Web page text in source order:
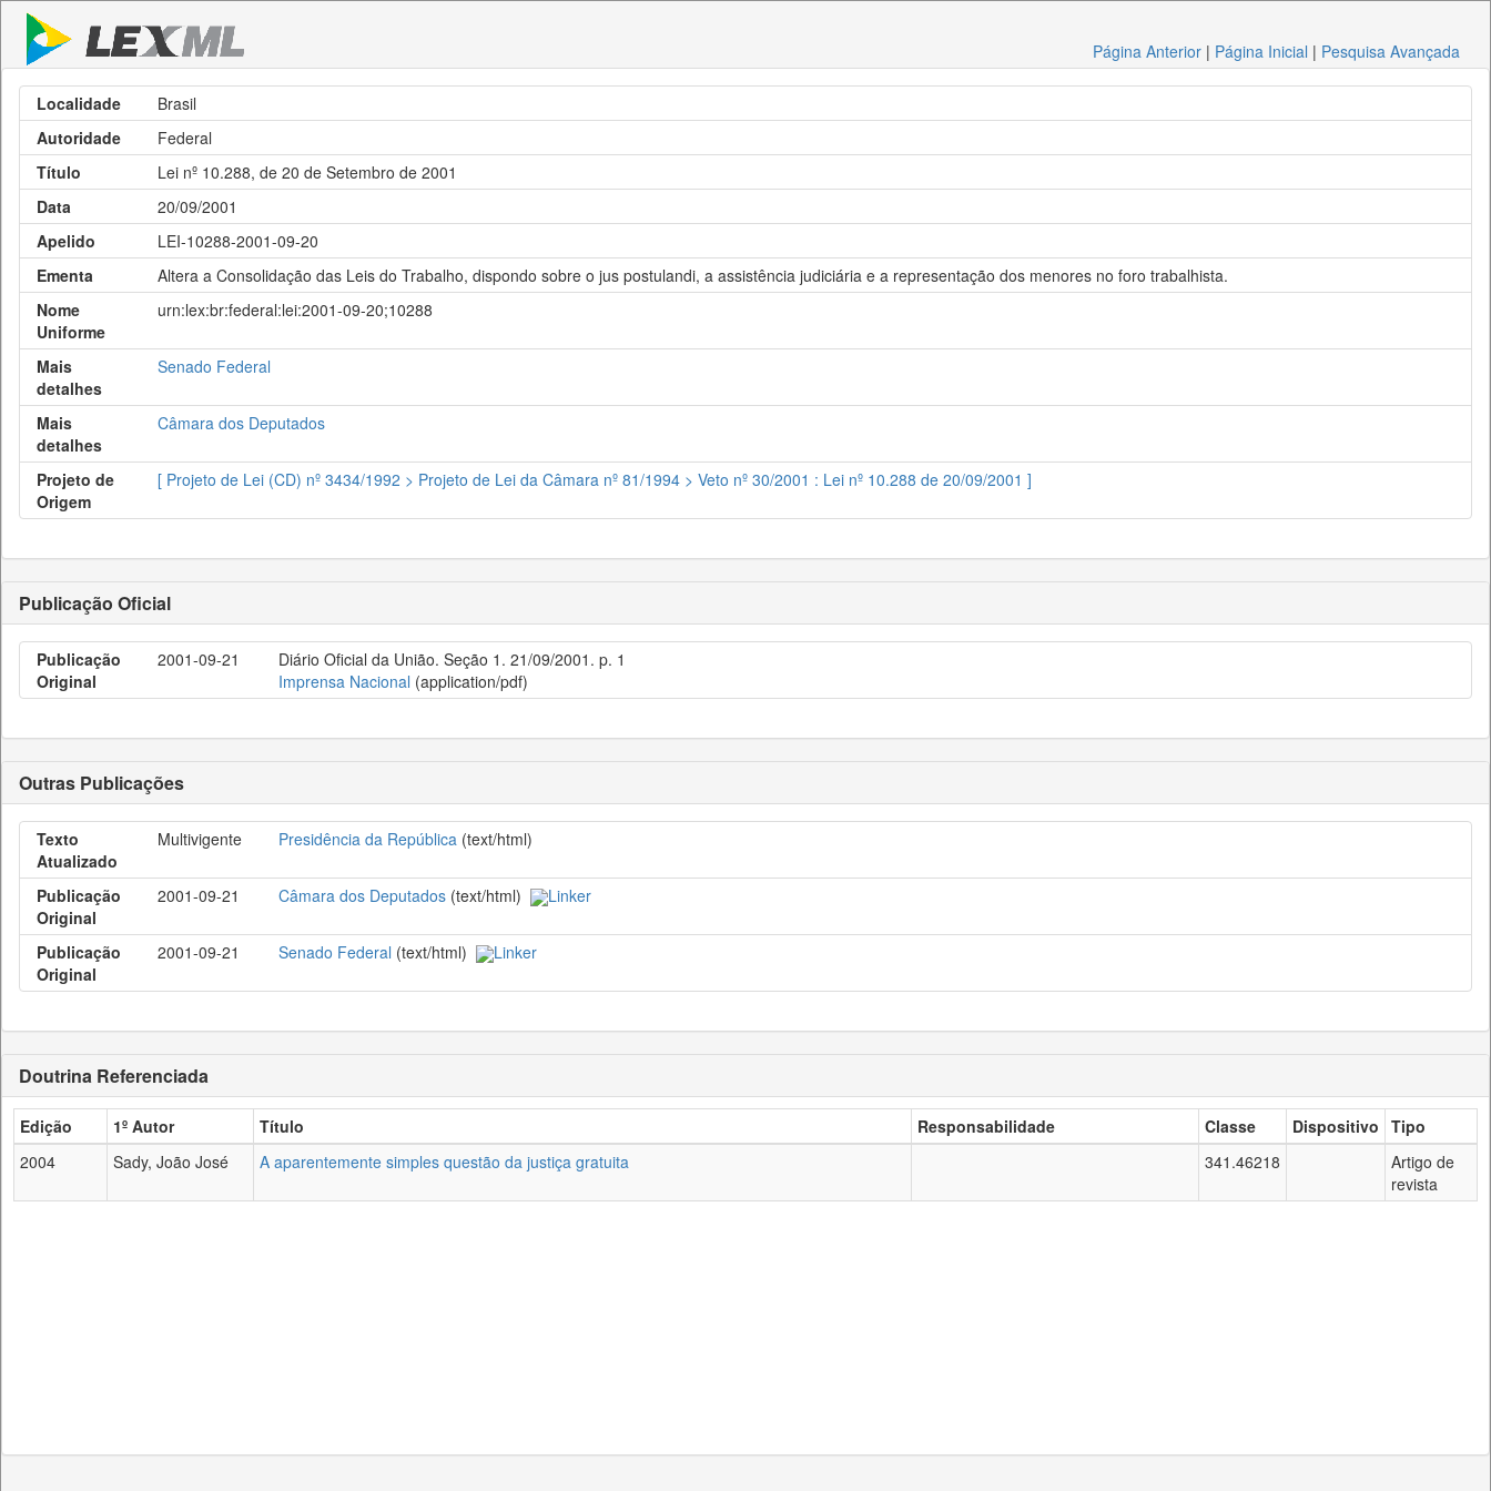
Página Anterior | Página Inicial | Pesquisa Avançada
Localidade
Brasil
Autoridade
Federal
Título
Lei nº 10.288, de 20 de Setembro de 2001
Data
20/09/2001
Apelido
LEI-10288-2001-09-20
Ementa
Altera a Consolidação das Leis do Trabalho, dispondo sobre o jus postulandi, a assistência judiciária e a representação dos menores no foro trabalhista.
Nome
Uniforme
urn:lex:br:federal:lei:2001-09-20;10288
Mais
detalhes
Senado Federal
Mais
detalhes
Câmara dos Deputados
Projeto de
Origem
[ Projeto de Lei (CD) nº 3434/1992 > Projeto de Lei da Câmara nº 81/1994 > Veto nº 30/2001 : Lei nº 10.288 de 20/09/2001 ]
Publicação Oficial
Publicação
Original
2001-09-21
Diário Oficial da União. Seção 1. 21/09/2001. p. 1
Imprensa Nacional (application/pdf)
Outras Publicações
Texto
Atualizado
Multivigente Presidência da República (text/html)
Publicação
Original
2001-09-21 Câmara dos Deputados (text/html) Linker
Publicação
Original
2001-09-21 Senado Federal (text/html) Linker
Doutrina Referenciada
Edição 1º Autor Título Responsabilidade Classe Dispositivo Tipo
2004
Sady, João José A aparentemente simples questão da justiça gratuita 341.46218
Artigo de
revista